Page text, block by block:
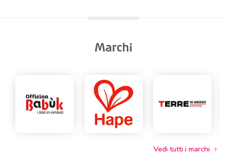
Marchi
Vedi tutti i marchi